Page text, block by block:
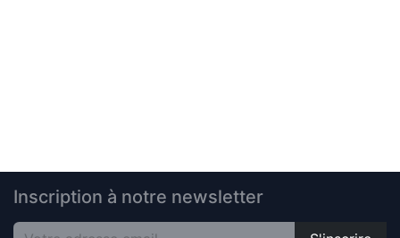
Inscription à notre newsletter